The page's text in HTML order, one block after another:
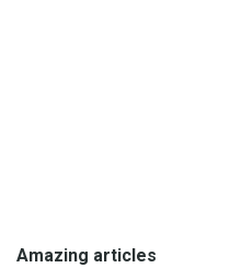
Amazing articles